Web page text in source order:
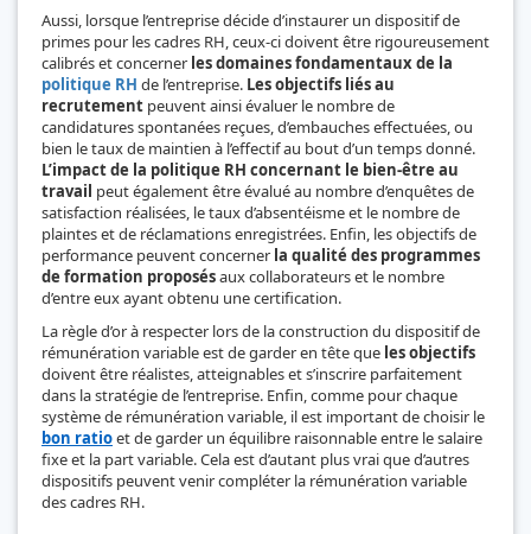
Aussi, lorsque l’entreprise décide d’instaurer un dispositif de
primes pour les cadres RH, ceux-ci doivent être rigoureusement
calibrés et concerner les domaines fondamentaux de la
politique RH de l’entreprise. Les objectifs liés au
recrutement peuvent ainsi évaluer le nombre de
candidatures spontanées reçues, d’embauches effectuées, ou
bien le taux de maintien à l’effectif au bout d’un temps donné.
L’impact de la politique RH concernant le bien-être au
travail peut également être évalué au nombre d’enquêtes de
satisfaction réalisées, le taux d’absentéisme et le nombre de
plaintes et de réclamations enregistrées. Enfin, les objectifs de
performance peuvent concerner la qualité des programmes
de formation proposésaux collaborateurs et le nombre
d’entre eux ayant obtenu une certification.
La règle d’or à respecter lors de la construction du dispositif de
rémunération variable est de garder en tête que les objectifs
doivent être réalistes, atteignables et s’inscrire parfaitement
dans la stratégie de l’entreprise. Enfin, comme pour chaque
système de rémunération variable, il est important de choisir le
bon ratioet de garder un équilibre raisonnable entre le salaire
fixe et la part variable. Cela est d’autant plus vrai que d’autres
dispositifs peuvent venir compléter la rémunération variable
des cadres RH.